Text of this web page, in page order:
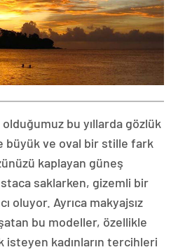
bu yıllarda gözlük
büyük ve oval bir stille fark
kaplayan güneş
saklarken, gizemli bir
oluyor. Ayrıca makyajsız
bu modeller, özellikle
kadınların tercihleri